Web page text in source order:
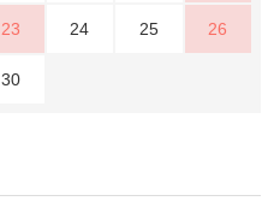
23 24 25 26
30